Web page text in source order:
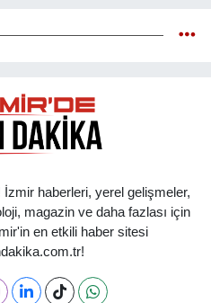
haberleri, yerel gelişmeler,
magazin ve daha fazlası için
en etkili haber sitesi